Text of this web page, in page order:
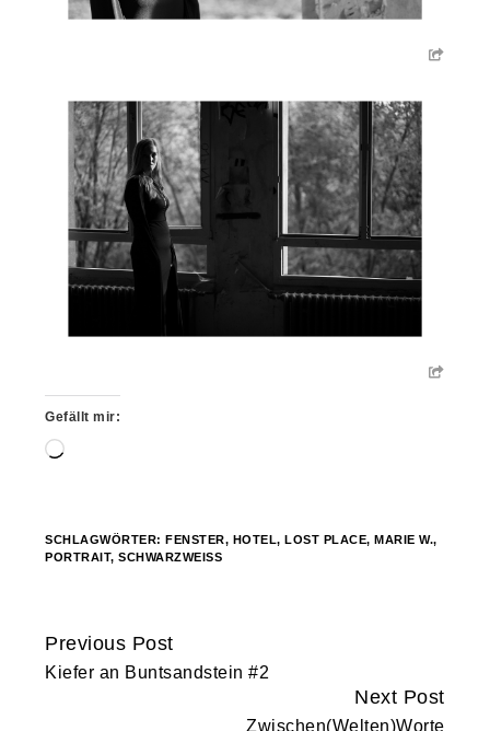
Gefällt mir:
Wird
SCHLAGWÖRTER: FENSTER, HOTEL, LOST PLACE, MARIE W.,
PORTRAIT,SCHWARZWEISS
Continue
Reading
Previous Post
Kiefer an Buntsandstein #2
Next Post
Zwischen(Welten)Worte